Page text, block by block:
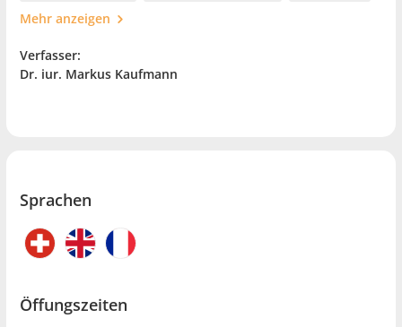
Mehr anzeigen
Verfasser:
Dr. iur. Markus Kaufmann
Sprachen
Öffungszeiten